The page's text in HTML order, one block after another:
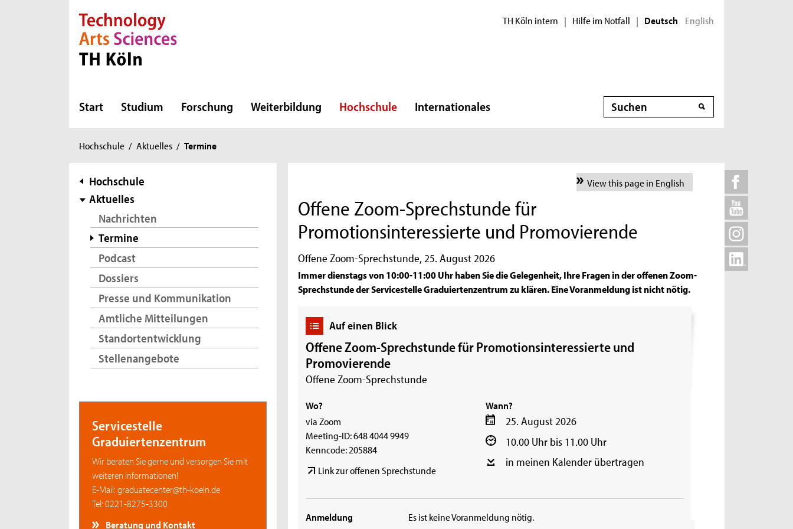
Direkt zur Hauptnavigation
Direkt zur Subnavigation
Direkt zum Inhalt
Direkt zum Fußbereich TH Köln intern | Hilfe im Notfall | Deutsch English
Start Studium Forschung Weiterbildung Hochschule Internationales Suche
Sie
hier:
Hochschule / Aktuelles / Termine
Subnavigation
Hochschule
Aktuelles
Nachrichten
Termine
Podcast
Dossiers
Presse und Kommunikation
Amtliche Mitteilungen
Standortentwicklung
Stellenangebote
Servicestelle
Graduiertenzentrum
Wir beraten Sie gerne und versorgen Sie mit
weiteren Informationen!
E-Mail: graduatecenter@th-koeln.de
Tel: 0221-8275-3300
Beratung und Kontakt
View this page in English
Offene Zoom-Sprechstunde für
Promotionsinteressierte und Promovierende
Offene Zoom-Sprechstunde, 25. August 2026
Immer dienstags von 10:00-11:00 Uhr haben Sie die Gelegenheit, Ihre Fragen in der offenen Zoom-
Sprechstunde der Servicestelle Graduiertenzentrum zu klären. Eine Voranmeldung ist nicht nötig.
Auf einen Blick
Offene Zoom-Sprechstunde für Promotionsinteressierte und
Promovierende
Offene Zoom-Sprechstunde
Wann?
25. August 2026
10.00 Uhr bis 11.00 Uhr
in meinen Kalender übertragen
Wo?
via Zoom
Meeting-ID: 648 4044 9949
Kenncode: 205884
Link zur offenen Sprechstunde
Anmeldung Es ist keine Voranmeldung nötig.